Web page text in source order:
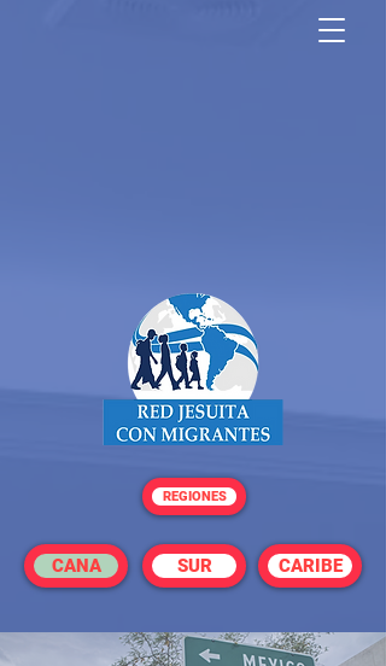
REGIONES
CANA SUR CARIBE